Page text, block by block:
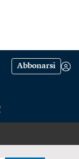
Abbonarsi